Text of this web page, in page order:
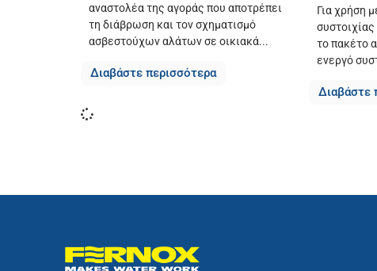
αναστολέα της αγοράς που αποτρέπει
τη διάβρωση και τον σχηματισμό
ασβεστούχων αλάτων σε οικιακά...
Διαβάστε περισσότερα
Για χρήση
το πακέτο
ενεργό
Διαβάστε